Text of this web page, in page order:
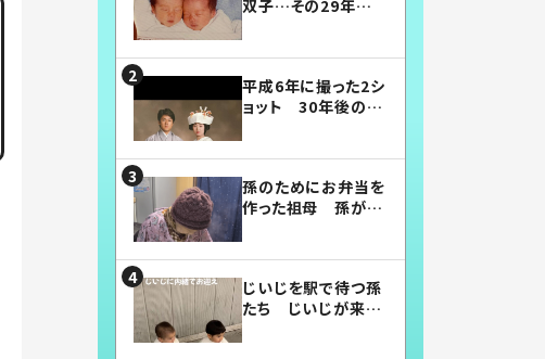
双子…その29年後
平成6年に撮った2シ
ョット 30年後の姿
孫のためにお弁当を
作った祖母 孫が絶
じいじを駅で待つ孫
たち じいじが来た